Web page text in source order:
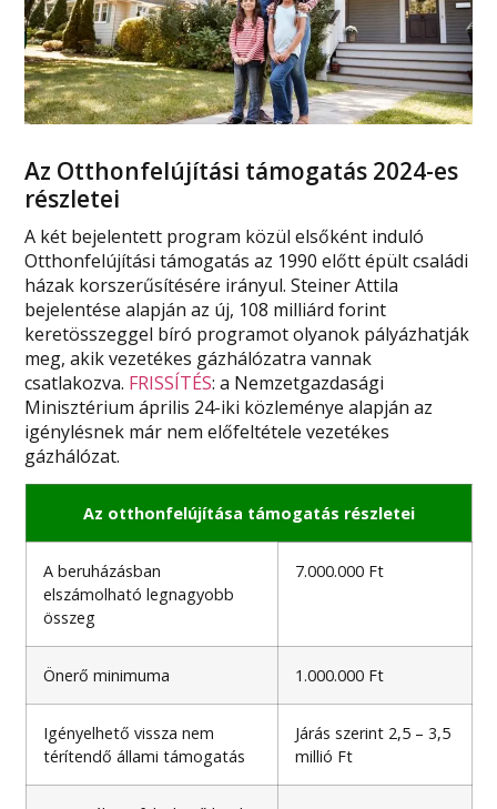
Az Otthonfelújítási támogatás 2024-es
részletei
A két bejelentett program közül elsőként induló
Otthonfelújítási támogatás az 1990 előtt épült családi
házak korszerűsítésére irányul. Steiner Attila
bejelentése alapján az új, 108 milliárd forint
keretösszeggel bíró programot olyanok pályázhatják
meg, akik vezetékes gázhálózatra vannak
csatlakozva. FRISSÍTÉS: a Nemzetgazdasági
Minisztérium április 24-iki közleménye alapján az
igénylésnek már nem előfeltétele vezetékes
gázhálózat.
Az otthonfelújítása támogatás részletei
A beruházásban
elszámolható legnagyobb
összeg
7.000.000 Ft
Önerő minimuma 1.000.000 Ft
Igényelhető vissza nem
térítendő állami támogatás
Járás szerint 2,5 – 3,5
millió Ft